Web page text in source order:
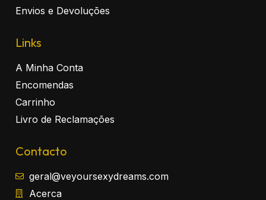
Envios e Devoluções
Links
A Minha Conta
Encomendas
Carrinho
Livro de Reclamações
Contacto
geral@veyoursexydreams.com
Acerca